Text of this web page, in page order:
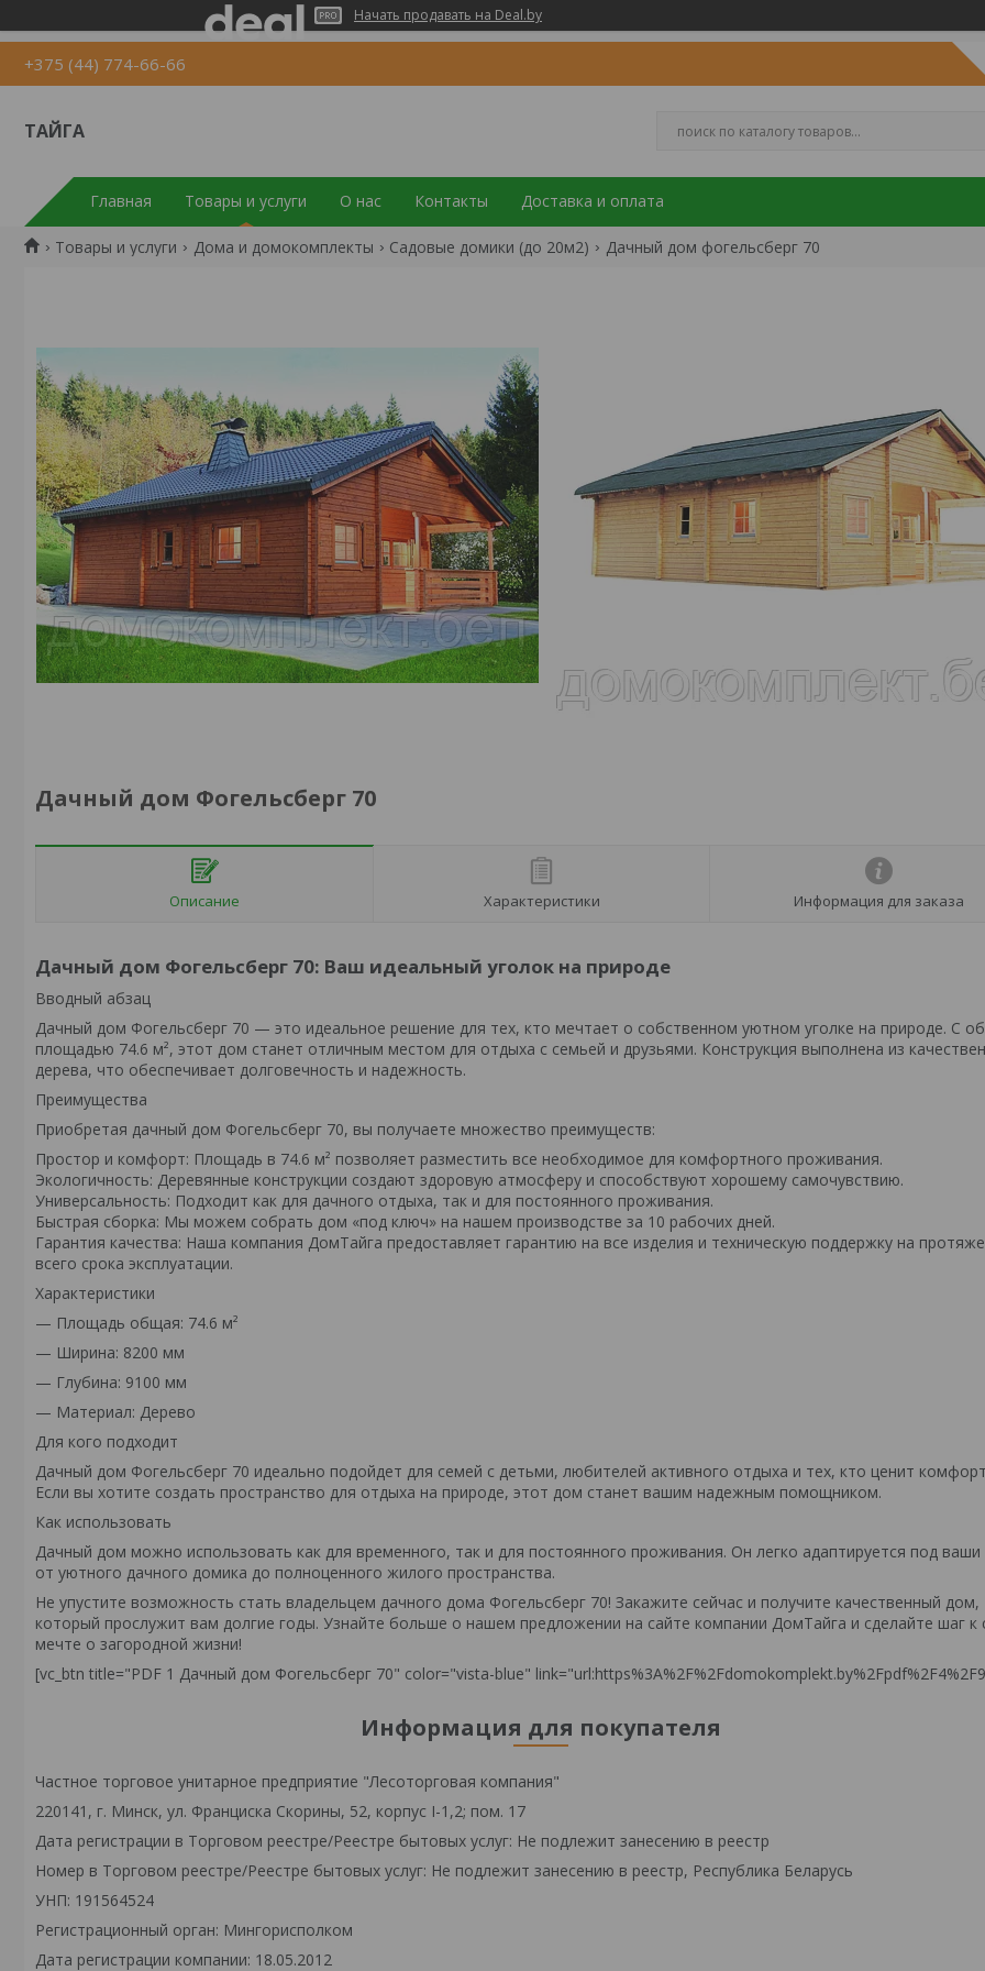
Начать продавать на Deal.by
+375 (44) 774-66-66
ТАЙГА
Главная Товары и услуги О нас Контакты Доставка и оплата
Товары и услуги Дома и домокомплекты Садовые домики (до 20м2) Дачный дом фогельсберг 70
Дачный дом Фогельсберг 70
Описание Характеристики Информация для заказа
Дачный дом Фогельсберг 70: Ваш идеальный уголок на природе
Вводный абзац
Дачный дом Фогельсберг 70 — это идеальное решение для тех, кто мечтает о собственном уютном уголке на природе. С
площадью 74.6 м², этот дом станет отличным местом для отдыха с семьей и друзьями. Конструкция выполнена из
дерева, что обеспечивает долговечность и надежность.
Преимущества
Приобретая дачный дом Фогельсберг 70, вы получаете множество преимуществ:
Простор и комфорт: Площадь в 74.6 м² позволяет разместить все необходимое для комфортного проживания.
Экологичность: Деревянные конструкции создают здоровую атмосферу и способствуют хорошему самочувствию.
Универсальность: Подходит как для дачного отдыха, так и для постоянного проживания.
Быстрая сборка: Мы можем собрать дом «под ключ» на нашем производстве за 10 рабочих дней.
Гарантия качества: Наша компания ДомТайга предоставляет гарантию на все изделия и техническую поддержку на
всего срока эксплуатации.
Характеристики
— Площадь общая: 74.6 м²
— Ширина: 8200 мм
— Глубина: 9100 мм
— Материал: Дерево
Для кого подходит
Дачный дом Фогельсберг 70 идеально подойдет для семей с детьми, любителей активного отдыха и тех, кто ценит
Если вы хотите создать пространство для отдыха на природе, этот дом станет вашим надежным помощником.
Как использовать
Дачный дом можно использовать как для временного, так и для постоянного проживания. Он легко адаптируется под
от уютного дачного домика до полноценного жилого пространства.
Не упустите возможность стать владельцем дачного дома Фогельсберг 70! Закажите сейчас и получите качественный дом,
который прослужит вам долгие годы. Узнайте больше о нашем предложении на сайте компании ДомТайга и сделайте шаг к
мечте о загородной жизни!
[vc_btn title="PDF 1 Дачный дом Фогельсберг 70" color="vista-blue"
Информация для покупателя
Частное торговое унитарное предприятие "Лесоторговая компания"
220141, г. Минск, ул. Франциска Скорины, 52, корпус I-1,2; пом. 17
Дата регистрации в Торговом реестре/Реестре бытовых услуг: Не подлежит занесению в реестр
Номер в Торговом реестре/Реестре бытовых услуг: Не подлежит занесению в реестр, Республика Беларусь
УНП: 191564524
Регистрационный орган: Мингорисполком
Дата регистрации компании: 18.05.2012